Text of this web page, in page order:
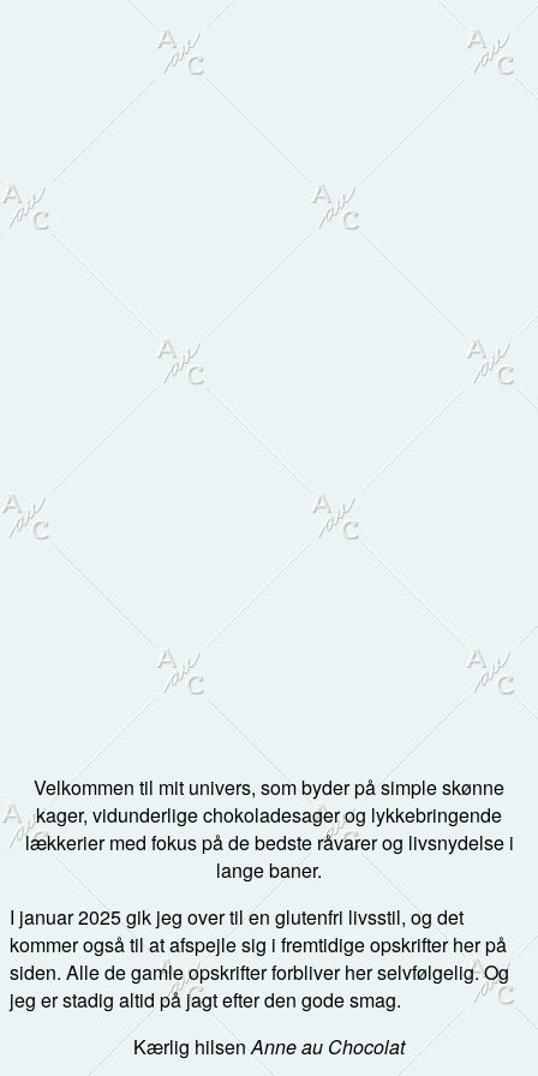
Velkommen til mit univers, som byder på simple skønne
kager, vidunderlige chokoladesager og lykkebringende
lækkerier med fokus på de bedste råvarer og livsnydelse i
lange baner.
I januar 2025 gik jeg over til en glutenfri livsstil, og det
kommer også til at afspejle sig i fremtidige opskrifter her på
siden. Alle de gamle opskrifter forbliver her selvfølgelig. Og
jeg er stadig altid på jagt efter den gode smag.
Kærlig hilsenAnne au Chocolat